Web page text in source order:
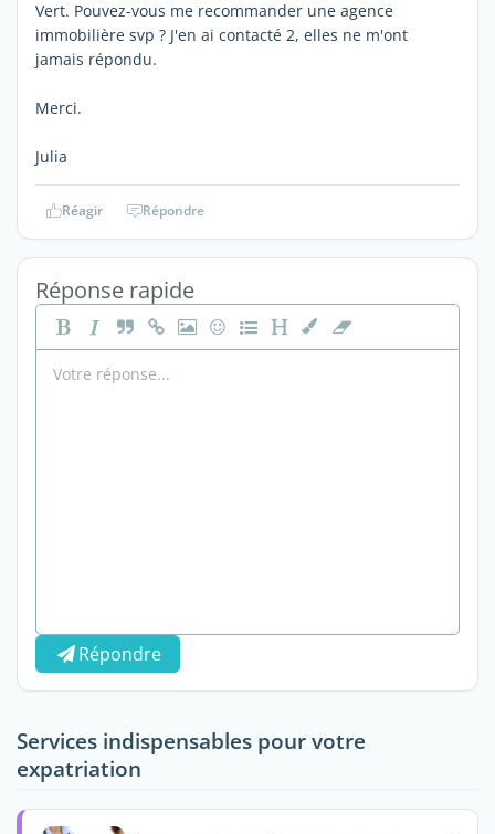
Vert. Pouvez-vous me recommander une agence
immobilière svp ? J'en ai contacté 2, elles ne m'ont
jamais répondu.
Merci.
Julia
Réagir Répondre
Réponse rapide
Répondre
Services indispensables pour votre
expatriation